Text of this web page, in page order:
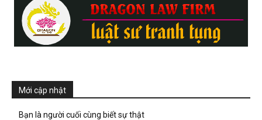
Mới cập nhật
Bạn là người cuối cùng biết sự thật